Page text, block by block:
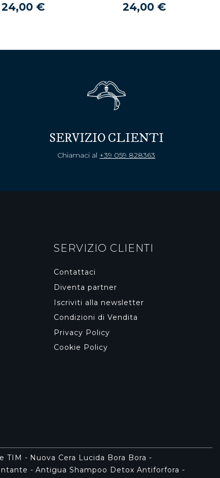
24,00 € 24,00 €
SERVIZIO CLIENTI
Chiamaci al +39 059 828363
SERVIZIO CLIENTI
Contattaci
Diventa partner
Iscriviti alla newsletter
Condizioni di Vendita
Privacy Policy
Cookie Policy
TIM - Nuova Cera Lucida Bora Bora -
- Antigua Shampoo Detox Antiforfora -